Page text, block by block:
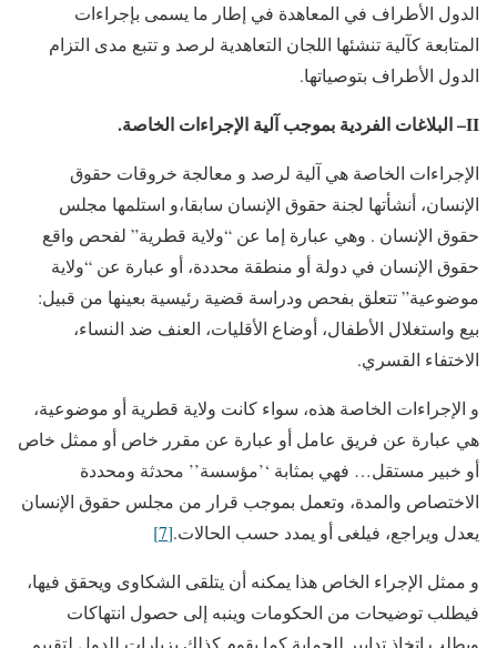
الدول الأطراف في المعاهدة في إطار ما يسمى بإجراءات
المتابعة كآلية تنشئها اللجان التعاهدية لرصد و تتبع مدى التزام
الدول الأطراف بتوصياتها.
II– البلاغات الفردية بموجب آلية الإجراءات الخاصة.
الإجراءات الخاصة هي آلية لرصد و معالجة خروقات حقوق
الإنسان، أنشأتها لجنة حقوق الإنسان سابقا،و استلمها مجلس
حقوق الإنسان . وهي عبارة إما عن “ولاية قطرية” لفحص واقع
حقوق الإنسان في دولة أو منطقة محددة، أو عبارة عن “ولاية
موضوعية” تتعلق بفحص ودراسة قضية رئيسية بعينها من قبيل:
بيع واستغلال الأطفال، أوضاع الأقليات، العنف ضد النساء،
الاختفاء القسري.
و الإجراءات الخاصة هذه، سواء كانت ولاية قطرية أو موضوعية،
هي عبارة عن فريق عامل أو عبارة عن مقرر خاص أو ممثل خاص
أو خبير مستقل… فهي بمثابة ‘’مؤسسة’’ محدثة ومحددة
الاختصاص والمدة، وتعمل بموجب قرار من مجلس حقوق الإنسان
يعدل ويراجع، فيلغى أو يمدد حسب الحالات.[7]
و ممثل الإجراء الخاص هذا يمكنه أن يتلقى الشكاوى ويحقق فيها،
فيطلب توضيحات من الحكومات وينبه إلى حصول انتهاكات
ويطلب اتخاذ تدابير للحماية كما يقوم كذلك بزيارات للدول لتقييم